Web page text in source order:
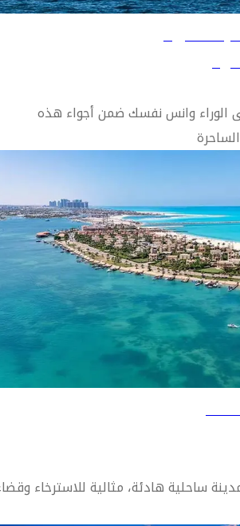
الوراء وانس نفسك ضمن أجواء هذه
ساحلية هادئة، مثالية للاسترخاء